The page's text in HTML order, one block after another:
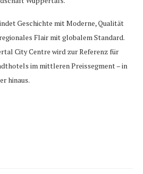
Geschichte mit Moderne, Qualität
Flair mit globalem Standard.
City Centre wird zur Referenz für
im mittleren Preissegment – in
hinaus.